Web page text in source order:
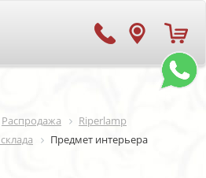
Распродажа
Riperlamp
Предмет интерьера